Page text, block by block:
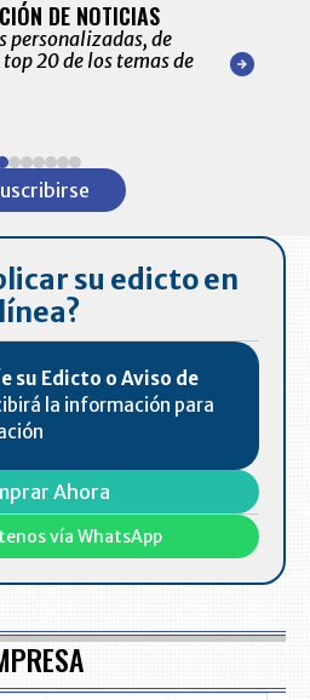
DE NOTICIAS
personalizadas, de
20 de los temas de
de las
su edicto en
línea?
su Edicto o Aviso de
la información para
Ahora
vía WhatsApp